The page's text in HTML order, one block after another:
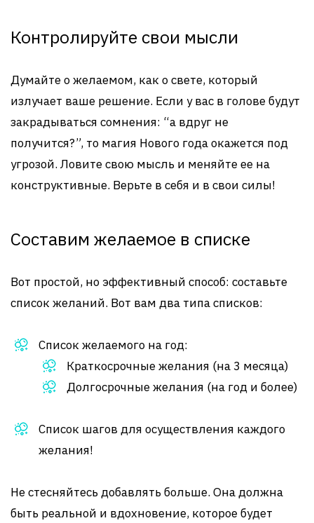
Контролируйте свои мысли
Думайте о желаемом, как о свете, который
излучает ваше решение. Если у вас в голове будут
закрадываться сомнения: “а вдруг не
получится?”, то магия Нового года окажется под
угрозой. Ловите свою мысль и меняйте ее на
конструктивные. Верьте в себя и в свои силы!
Составим желаемое в списке
Вот простой, но эффективный способ: составьте
список желаний. Вот вам два типа списков:
Список желаемого на год:
Краткосрочные желания (на 3 месяца)
Долгосрочные желания (на год и более)
Список шагов для осуществления каждого
желания!
Не стесняйтесь добавлять больше. Она должна
быть реальной и вдохновение, которое будет